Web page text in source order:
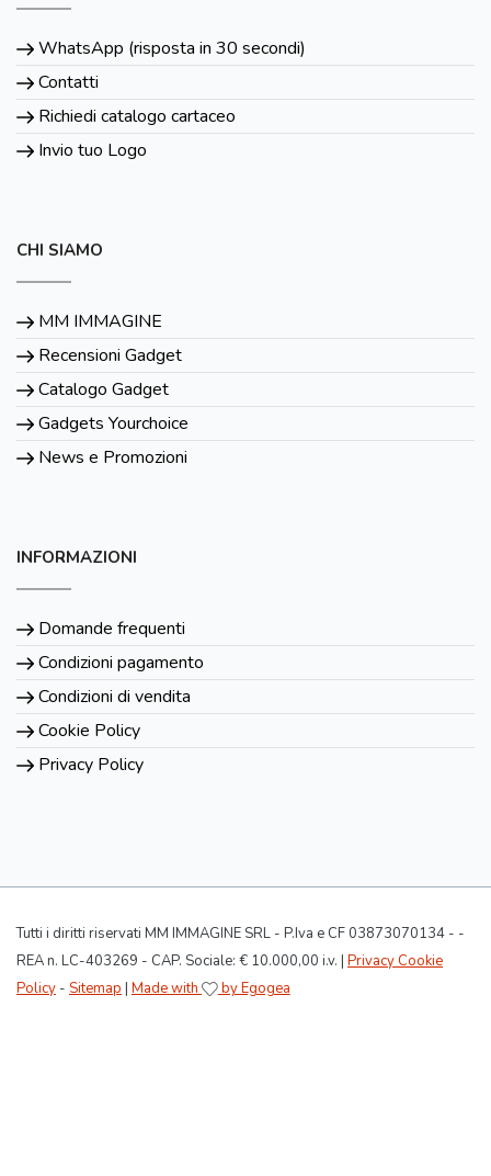
WhatsApp (risposta in 30 secondi)
Contatti
Richiedi catalogo cartaceo
Invio tuo Logo
CHI SIAMO
MM IMMAGINE
Recensioni Gadget
Catalogo Gadget
Gadgets Yourchoice
News e Promozioni
INFORMAZIONI
Domande frequenti
Condizioni pagamento
Condizioni di vendita
Cookie Policy
Privacy Policy
Tutti i diritti riservati MM IMMAGINE SRL - P.Iva e CF 03873070134 - -
REA n. LC-403269 - CAP. Sociale: € 10.000,00 i.v. | Privacy Cookie
Policy - Sitemap | Made with by Egogea